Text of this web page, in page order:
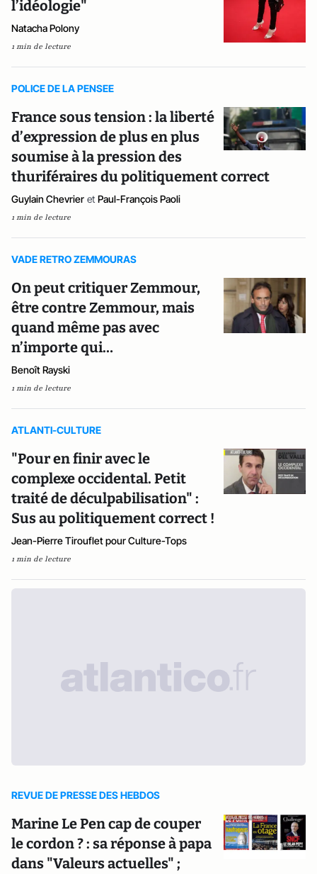
l’idéologie"
Natacha Polony
1 min de lecture
POLICE DE LA PENSEE
France sous tension : la liberté
d’expression de plus en plus
soumise à la pression des
thuriféraires du politiquement correct
Guylain Chevrier et Paul-François Paoli
1 min de lecture
VADE RETRO ZEMMOURAS
On peut critiquer Zemmour,
être contre Zemmour, mais
quand même pas avec
n’importe qui…
Benoît Rayski
1 min de lecture
ATLANTI-CULTURE
"Pour en finir avec le
complexe occidental. Petit
traité de déculpabilisation" :
Sus au politiquement correct !
Jean-Pierre Tirouflet pour Culture-Tops
1 min de lecture
REVUE DE PRESSE DES HEBDOS
Marine Le Pen cap de couper
le cordon ? : sa réponse à papa
dans "Valeurs actuelles" ;